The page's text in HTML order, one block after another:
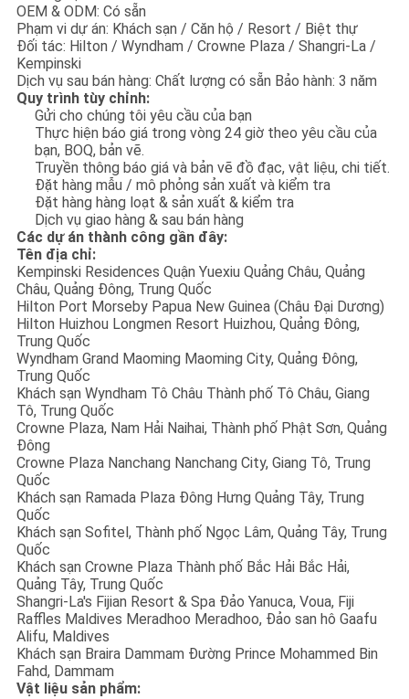
OEM & ODM: Có sẵn
Phạm vi dự án: Khách sạn / Căn hộ / Resort / Biệt thự
Đối tác: Hilton / Wyndham / Crowne Plaza / Shangri-La /
Kempinski
Dịch vụ sau bán hàng: Chất lượng có sẵn Bảo hành: 3 năm
Quy trình tùy chỉnh:
Gửi cho chúng tôi yêu cầu của bạn
Thực hiện báo giá trong vòng 24 giờ theo yêu cầu của
bạn, BOQ, bản vẽ.
Truyền thông báo giá và bản vẽ đồ đạc, vật liệu, chi tiết.
Đặt hàng mẫu / mô phỏng sản xuất và kiểm tra
Đặt hàng hàng loạt & sản xuất & kiểm tra
Dịch vụ giao hàng & sau bán hàng
Các dự án thành công gần đây:
Tên địa chỉ:
Kempinski Residences Quận Yuexiu Quảng Châu, Quảng
Châu, Quảng Đông, Trung Quốc
Hilton Port Morseby Papua New Guinea (Châu Đại Dương)
Hilton Huizhou Longmen Resort Huizhou, Quảng Đông,
Trung Quốc
Wyndham Grand Maoming Maoming City, Quảng Đông,
Trung Quốc
Khách sạn Wyndham Tô Châu Thành phố Tô Châu, Giang
Tô, Trung Quốc
Crowne Plaza, Nam Hải Naihai, Thành phố Phật Sơn, Quảng
Đông
Crowne Plaza Nanchang Nanchang City, Giang Tô, Trung
Quốc
Khách sạn Ramada Plaza Đông Hưng Quảng Tây, Trung
Quốc
Khách sạn Sofitel, Thành phố Ngọc Lâm, Quảng Tây, Trung
Quốc
Khách sạn Crowne Plaza Thành phố Bắc Hải Bắc Hải,
Quảng Tây, Trung Quốc
Shangri-La's Fijian Resort & Spa Đảo Yanuca, Voua, Fiji
Raffles Maldives Meradhoo Meradhoo, Đảo san hô Gaafu
Alifu, Maldives
Khách sạn Braira Dammam Đường Prince Mohammed Bin
Fahd, Dammam
Vật liệu sản phẩm: